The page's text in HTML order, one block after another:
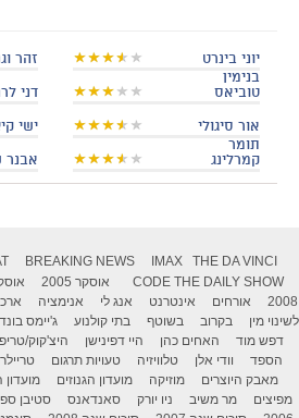
יוני בינרט
זהר
בנימין
טוביאס
דני
אור סיגולי
ישי
תומר
קמרלינג
אבנר
BREAKING NEWS IMAX
THE DA VINCI
CODE THE DAILY SHOW אוסקר 2005 אוסקר
2008
אורחים אינטרנט אנג לי אנימציה
לשינוי מין
בקרוב בשוטף בתי קולנוע ג'יימס בונד
דפש מוד
האחים כהן היי דפינישן היצ'קוק/
הספד
וודי אלן טלוויזיה טעויות תרגום
מאבק היוצרים
מוזיקה מועדון הגנוזים מועדון
מפיצים
מר משיב ניו יורק סאנדאנס סטיבן